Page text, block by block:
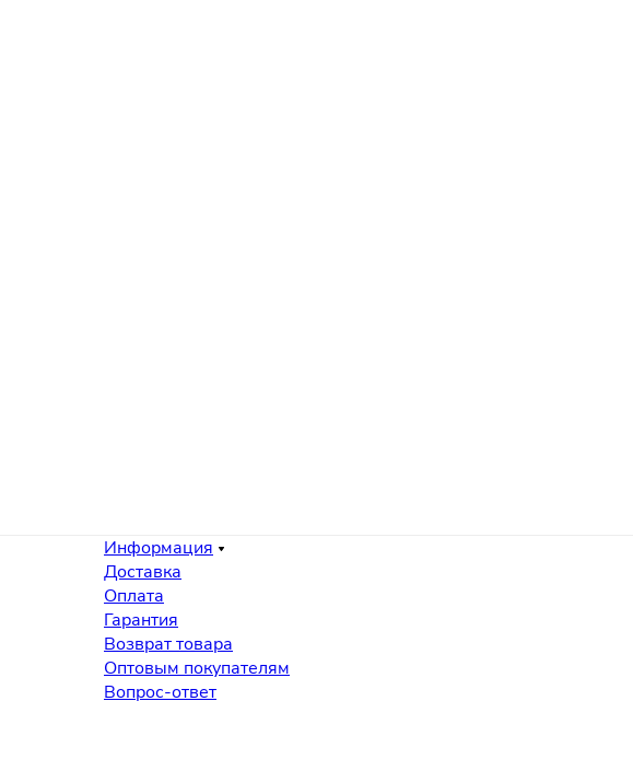
Информация
Доставка
Оплата
Гарантия
Возврат товара
Оптовым покупателям
Вопрос-ответ